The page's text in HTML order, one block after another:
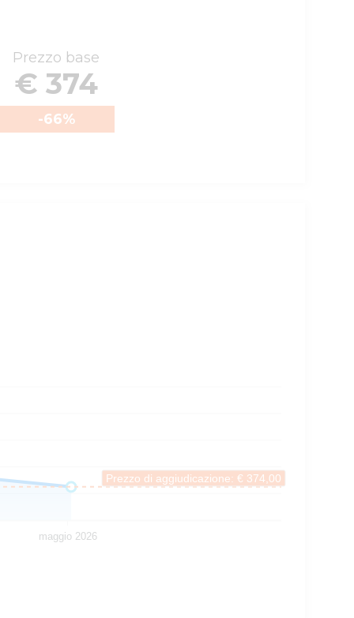
Prezzo base
€ 374
-66%
maggio 2026
Prezzo di aggiudicazione: € 374,00